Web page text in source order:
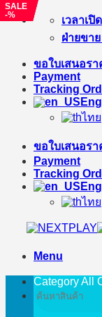
Skip
เวลาเปิ
ฝ่ายขา
ขอใบเสนอรา
Payment
Tracking
ไทย
ขอใบเสนอรา
Payment
Tracking
ไทย
Menu
Search
for:
Category All
SALE
-%
SALE
-%
SALE
-%